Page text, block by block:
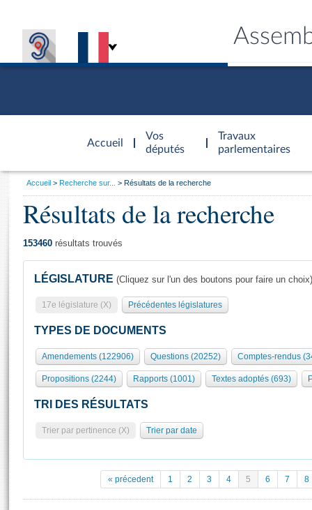
Accueil
d'accueil
Vos
députés
Travaux
parlementaires
Présidence
577 députés
Groupes politiques
Séance publique
Commissions et autres organes
Europe et International
Pétitions
Général
Rôle et pouvoirs de l'Assemblée
Organisation de l'Assemblée
Présidence Conférence des Présidents Bureau Collège des
Statistiques et chiffres clés
Documents de référence
( Constitution | Règlement de l'Assemblée ... )
Visiter l'Assemblée
Visite virtuelle du palais Bourbon
Assister à une séance
La Bibliothèque
Vous
Accueil Recherche sur... Résultats de la recherche
Résultats de la recherche
153460 résultats trouvés
LÉGISLATURE (Cliquez sur l'un des boutons pour faire un choix)
17e législature (X) Précédentes législatures
TYPES DE DOCUMENTS
Amendements (122906) Questions (20252) Comptes-rendus
Propositions (2244) Rapports (1001) Textes adoptés (693)
TRI DES RÉSULTATS
Trier par pertinence (X) Trier par date
« précedent 1 2 3 4 5 6 7 8